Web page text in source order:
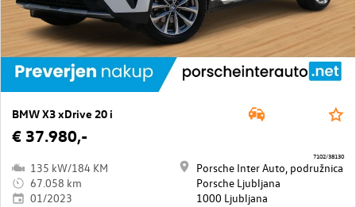
BMW X3 xDrive 20 i
€ 37.980,-
135 kW/184 KM
67.058 km
01/2023
Porsche Inter Auto, podružnica
Porsche Ljubljana
1000 Ljubljana
7102/38130